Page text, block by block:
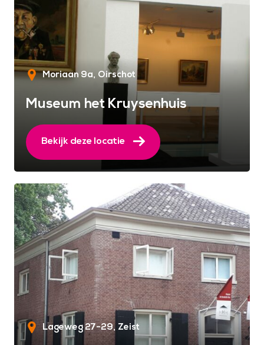
Moriaan 9a Oirschot
Museum het Kruysenhuis
Bekijk deze locatie
Lageweg 27-29 Zeist